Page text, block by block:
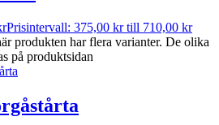
Prisintervall: 375,00 kr till 710,00 kr
produkten har flera varianter. De olika
på produktsidan